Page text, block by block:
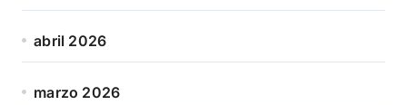
abril 2026
marzo 2026